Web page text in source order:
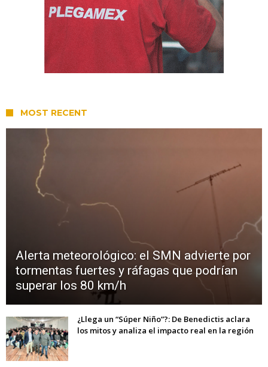
MOST RECENT
Alerta meteorológico: el SMN advierte por
tormentas fuertes y ráfagas que podrían
superar los 80 km/h
¿Llega un “Súper Niño”?: De Benedictis aclara
los mitos y analiza el impacto real en la región